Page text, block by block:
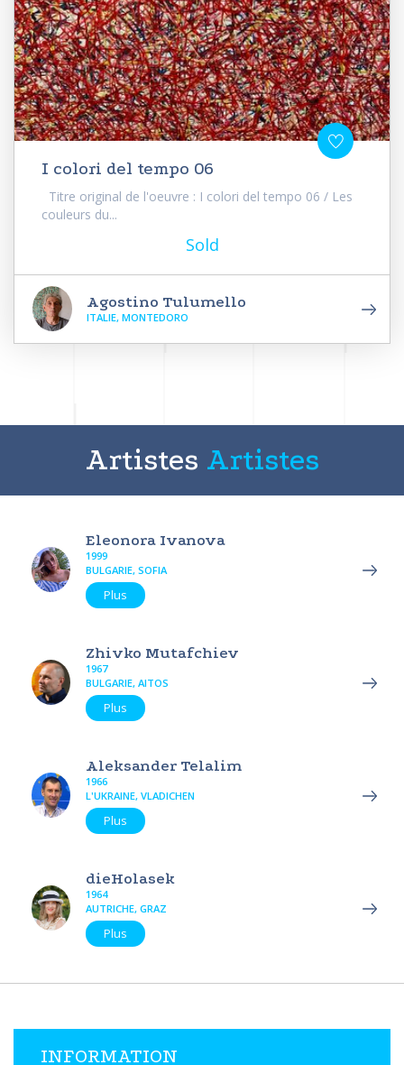
I colori del tempo 06
Titre original de l'oeuvre : I colori del tempo 06 / Les
couleurs du...
Sold
Agostino Tulumello
ITALIE, MONTEDORO
Artistes Artistes
Eleonora Ivanova
1999
BULGARIE, SOFIA
Plus
Zhivko Mutafchiev
1967
BULGARIE, AITOS
Plus
Aleksander Telalim
1966
L'UKRAINE, VLADICHEN
Plus
dieHolasek
1964
AUTRICHE, GRAZ
Plus
INFORMATION